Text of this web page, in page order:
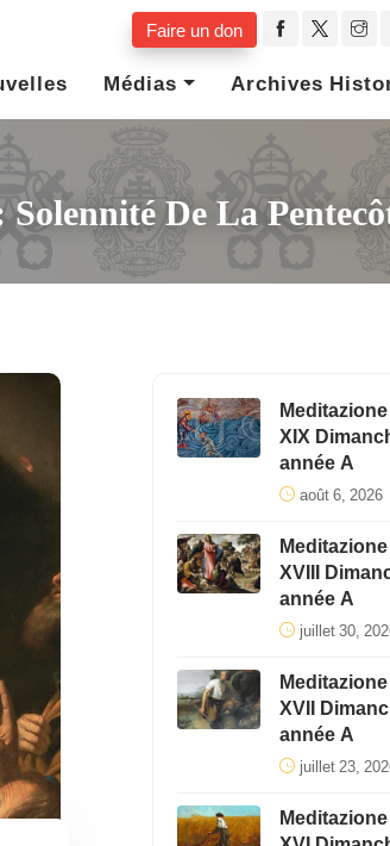
Faire un don
Médias Archives
De La
XIX
année A
août 6, 2026
XVIII
année A
juillet 30,
XVII
année A
juillet 23,